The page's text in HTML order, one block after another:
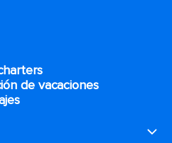
de vacaciones